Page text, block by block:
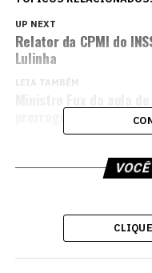
UP NEXT
Relator da CPMI do
Lulinha
LEIA TAMBÉM
prorrogação da CPMI